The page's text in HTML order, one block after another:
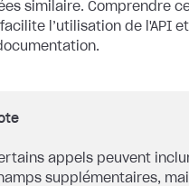
similaire. Comprendre
l’utilisation de l'API
appels peuvent
supplémentaires,